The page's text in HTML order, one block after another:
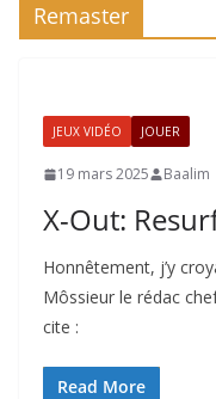
Remaster
JEUX VIDÉO JOUER
19 mars 2025 Baalim
X-Out:
Honnêtement, j’y
Môssieur le rédac
cite :
Read More